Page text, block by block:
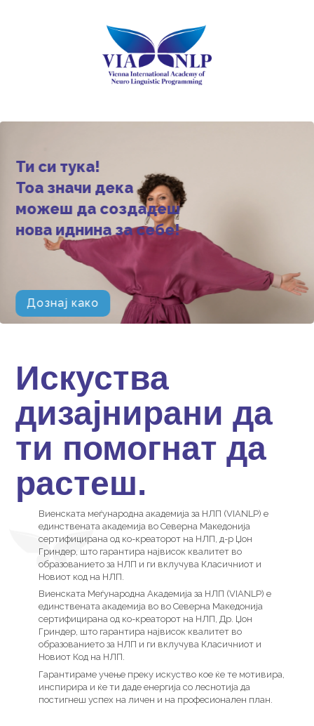
Ти си тука!
Тоа значи дека
можеш да создадеш
нова иднина за себе!
Дознај како
Искуства
дизајнирани да
ти помогнат да
растеш.
Виенската меѓународна академија за НЛП (VIANLP) е
единствената академија во Северна Македонија
сертифицирана од ко-креаторот на НЛП, д-р Џон
Гриндер, што гарантира највисок квалитет во
образованието за НЛП и ги вклучува Класичниот и
Новиот код на НЛП.
Виенската Меѓународна Академија за НЛП (VIANLP) е
единствената академија во во Северна Македонија
сертифицирана од ко-креаторот на НЛП, Др. Џон
Гриндер, што гарантира највисок квалитет во
образованието за НЛП и ги вклучува Класичниот и
Новиот Код на НЛП.
Гарантираме учење преку искуство кое ќе те мотивира,
инспирира и ќе ти даде енергија со леснотија да
постигнеш успех на личен и на професионален план.